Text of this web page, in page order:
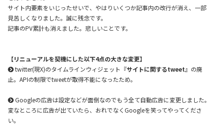
サイト内要素をいじったせいで、やはりいくつか記事内の改行が消え、一部
見苦しくなりました。誠に残念です。
記事のPV累計も消えました。悲しいことです。
【リニューアルを契機にした以下4点の大きな変更】
twitter(現X)のタイムラインウィジェット『サイトに関するtweet』の廃
止。APIの制限でtweetが取得不能になったため。
Googleの広告は設定などが面倒なのでもう全て自動広告に変更しました。
変なところに広告が出ていたら、おれでなくGoogleを笑ってやってくださ
い。